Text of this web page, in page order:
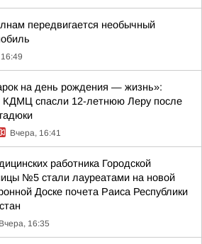
передвигается необычный
на день рождения — жизнь»:
КДМЦ спасли 12-летнюю Леру после
Вчера, 16:41
работника Городской
№5 стали лауреатами на новой
Доске почета Раиса Республики
Вчера, 16:35